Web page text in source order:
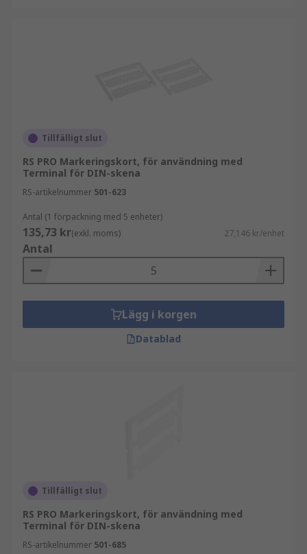
Tillfälligt slut
RS PRO Markeringskort, för användning med
Terminal för DIN-skena
RS-artikelnummer 501-623
Antal (1 förpackning med 5 enheter)
135,73 kr(exkl. moms) 27,146 kr/enhet
Antal
Lägg i korgen
Datablad
Tillfälligt slut
RS PRO Markeringskort, för användning med
Terminal för DIN-skena
RS-artikelnummer 501-685